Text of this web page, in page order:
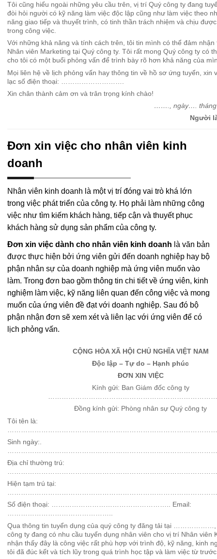
Tôi cũng hiểu ngoài những yêu cầu trên, vị trí Quý công ty đang
đòi hỏi người có kỹ năng làm việc độc lập cũng như làm việc theo
năng giao tiếp và thuyết trình, có tinh thần trách nhiệm và chịu
trong công việc.
Với những khả năng và tính cách trên, tôi tin mình có thể đảm nhận
Nhân viên Marketing tại Quý công ty. Tôi rất mong Quý công ty có
cho tôi có một buổi phỏng vấn để trình bày rõ hơn khả năng của
Mọi liên hệ về lịch phỏng vấn hay thông tin về hồ sơ ứng tuyển, xin
lạc số điện thoại: ……………………….
Xin chân thành cảm ơn và trân trọng kính chào!
……., ngày….
Đơn xin việc cho nhân viên kinh
doanh
Nhân viên kinh doanh là một vị trí đóng vai trò khá lớn
trong việc phát triển của công ty. Họ phải làm những công
việc như tìm kiếm khách hàng, tiếp cận và thuyết phục
khách hàng sử dụng sản phẩm của công ty.
Đơn xin việc dành cho nhân viên kinh doanh là văn bản
được thực hiện bởi ứng viên gửi đến doanh nghiệp hay bộ
phận nhân sự của doanh nghiệp mà ứng viên muốn vào
làm. Trong đơn bao gồm thông tin chi tiết về ứng viên, kinh
nghiệm làm việc, kỹ năng liên quan đến công việc và mong
muốn của ứng viên đề đạt với doanh nghiệp. Sau đó bộ
phận nhận đơn sẽ xem xét và liên lạc với ứng viên để có
lịch phỏng vấn.
CỘNG HÒA XÃ HỘI CHỦ NGHĨA VIỆT NAM
Độc lập – Tự do – Hạnh phúc
ĐƠN XIN VIỆC
Kính gửi: Ban Giám đốc công ty
Đồng kính gửi: Phòng nhân sự Quý công ty
Tôi tên là:
Sinh ngày:.
Địa chỉ thường trú:
Hiện tạm trú tại:
Số điện thoại: …………………………………………….. Email:
………………………………………..
Qua thông tin tuyển dụng của quý công ty đăng tải tại ………………,
công ty đang có nhu cầu tuyển dụng nhân viên cho vị trí Nhân viên
nhận thấy đây là công việc rất phù hợp với trình độ, kỹ năng, kinh
tôi đã đúc kết và tích lũy trong quá trình học tập và làm việc từ